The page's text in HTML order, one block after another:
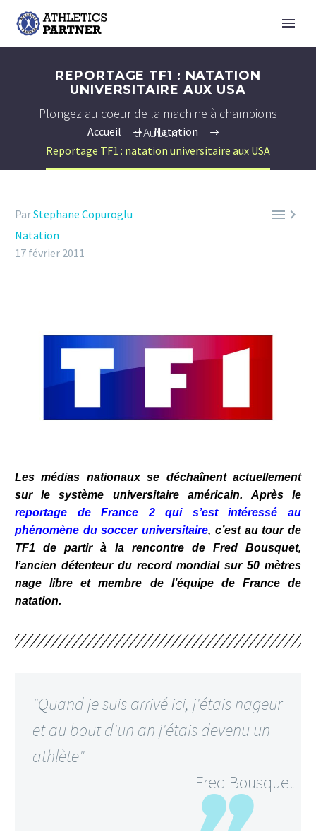
REPORTAGE TF1 : NATATION
UNIVERSITAIRE AUX USA
Plongez au coeur de la machine à champions
d'Auburn
Accueil
Natation
Reportage TF1 : natation universitaire aux USA

ParStephane Copuroglu
Natation
17 février 2011
Les médias nationaux se déchaînent actuellement
sur le système universitaire américain. Après le
reportage de France 2 qui s’est intéressé au
phénomène du soccer universitaire, c’est au tour de
TF1 de partir à la rencontre de Fred Bousquet,
l’ancien détenteur du record mondial sur 50 mètres
nage libre et membre de l’équipe de France de
natation.
"Quand je suis arrivé ici, j'étais nageur
et au bout d'un an j'étais devenu un
athlète"
Fred Bousquet